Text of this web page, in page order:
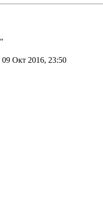
09 Окт 2016, 23:50